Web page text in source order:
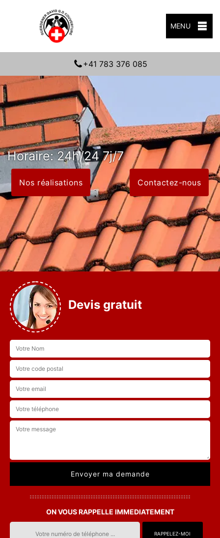
MENU
+41 783 376 085
Horaire: 24h/24 7j/7
Nos réalisations Contactez-nous
Devis gratuit
ON VOUS RAPPELLE IMMEDIATEMENT